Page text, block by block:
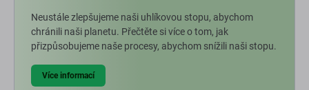
Neustále zlepšujeme naši uhlíkovou stopu, abychom
chránili naši planetu. Přečtěte si více o tom, jak
přizpůsobujeme naše procesy, abychom snížili naši stopu.
Více informací